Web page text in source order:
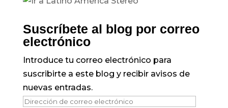
Suscríbete al blog por correo
electrónico
Introduce tu correo electrónico para
suscribirte a este blog y recibir avisos de
nuevas entradas.
Dirección